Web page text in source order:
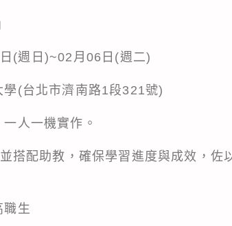
(週日)~02月06日(週二)
(台北市濟南路1段321號)
人一機實作。
搭配助教，確保學習進度與成效，佐
職生